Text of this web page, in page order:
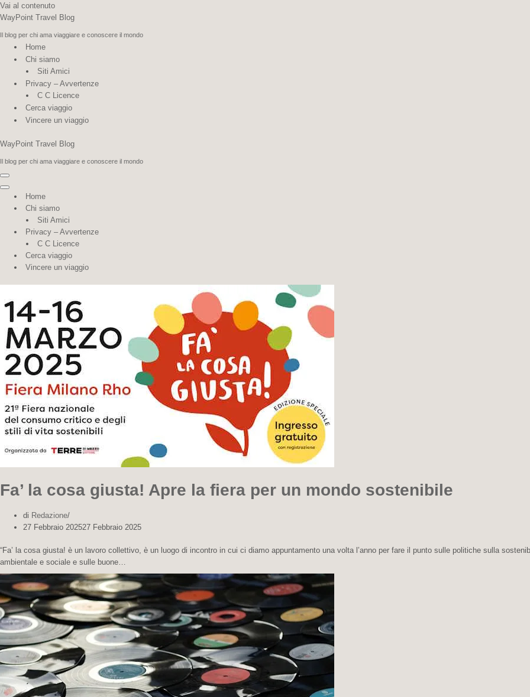
Vai al contenuto
WayPoint Travel Blog
Il blog per chi ama viaggiare e conoscere il mondo
Home
Chi siamo
Siti Amici
Privacy – Avvertenze
C C Licence
Cerca viaggio
Vincere un viaggio
WayPoint Travel Blog
Il blog per chi ama viaggiare e conoscere il mondo
Menu di navigazione
Menu di navigazione
Home
Chi siamo
Siti Amici
Privacy – Avvertenze
C C Licence
Cerca viaggio
Vincere un viaggio
Fa’ la cosa giusta! Apre la fiera per un mondo sostenibile
di Redazione
27 Febbraio 202527 Febbraio 2025
“Fa’ la cosa giusta! è un lavoro collettivo, è un luogo di incontro in cui ci diamo appuntamento una volta l’anno per fare il punto sulle politiche sulla
ambientale e sociale e sulle buone…